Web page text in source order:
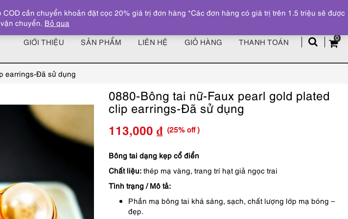
z
0
GIỚI THIỆU SẢN PHẨM LIÊN HỆ GIỎ HÀNG THANH TOÁN
earrings-Đã sử dụng
0880-Bông tai nữ-Faux pearl gold plated
clip earrings-Đã sử dụng
Giá
gốc
là:
150,000 ₫.
113,000 ₫
Giá
hiện
tại
là:
113,000 ₫.
(25% off )
Bông tai dạng kẹp cổ điển
Chất liệu: thép mạ vàng, trang trí hạt giả ngọc trai
Tình trạng / Mô tả:
Phần mạ bông tai khá sáng, sạch, chất lượng lớp mạ bóng –
đẹp.
cần chuyển khoản đặt cọc 20% giá trị đơn hàng *Các đơn hàng có giá trị trên 1.5 triệu sẽ được
chuyển. Bỏ qua